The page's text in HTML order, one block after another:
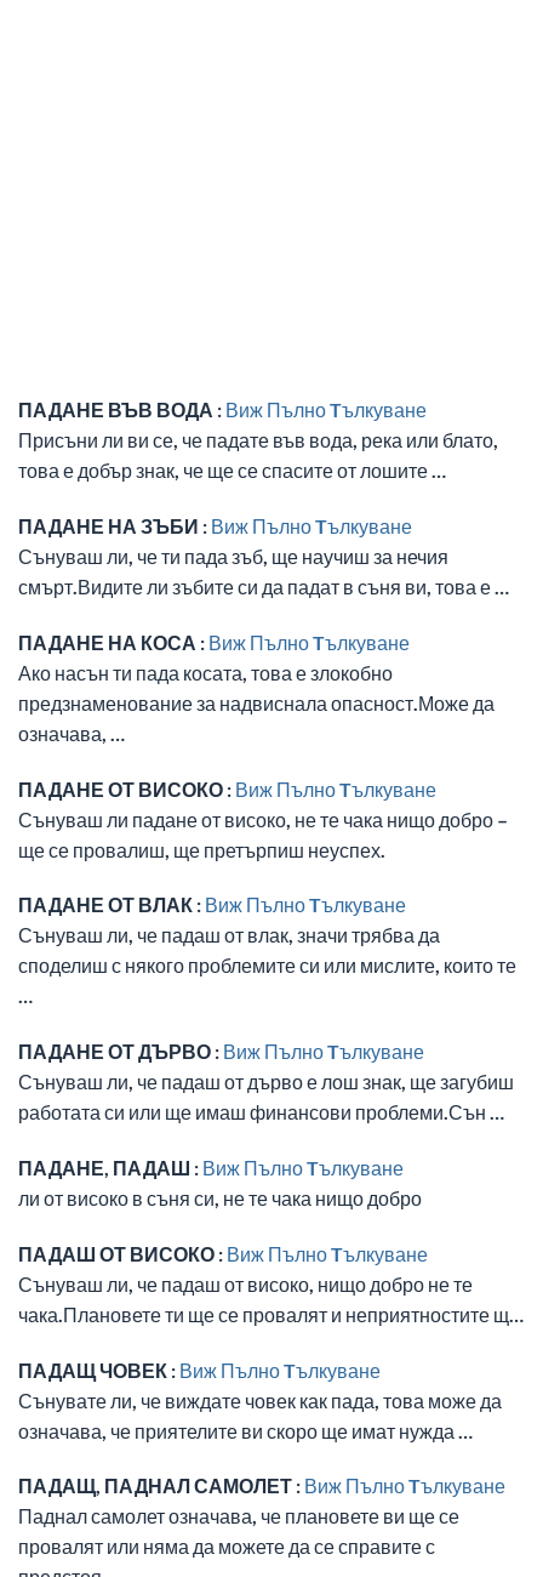
ПАДАНЕ ВЪВ ВОДА : Виж Пълно Tълкуване
Присъни ли ви се, че падате във вода, река или блато,
това е добър знак, че ще се спасите от лошите …
ПАДАНЕ НА ЗЪБИ : Виж Пълно Tълкуване
Сънуваш ли, че ти пада зъб, ще научиш за нечия
смърт.Видите ли зъбите си да падат в съня ви, това е …
ПАДАНЕ НА КОСА : Виж Пълно Tълкуване
Ако насън ти пада косата, това е злокобно
предзнаменование за надвиснала опасност.Може да
означава, …
ПАДАНЕ ОТ ВИСОКО : Виж Пълно Tълкуване
Сънуваш ли падане от високо, не те чака нищо добро –
ще се провалиш, ще претърпиш неуспех.
ПАДАНЕ ОТ ВЛАК : Виж Пълно Tълкуване
Сънуваш ли, че падаш от влак, значи трябва да
споделиш с някого проблемите си или мислите, които те
…
ПАДАНЕ ОТ ДЪРВО : Виж Пълно Tълкуване
Сънуваш ли, че падаш от дърво е лош знак, ще загубиш
работата си или ще имаш финансови проблеми.Сън …
ПАДАНЕ, ПАДАШ : Виж Пълно Tълкуване
ли от високо в съня си, не те чака нищо добро
ПАДАШ ОТ ВИСОКО : Виж Пълно Tълкуване
Сънуваш ли, че падаш от високо, нищо добро не те
чака.Плановете ти ще се провалят и неприятностите щ…
ПАДАЩ ЧОВЕК : Виж Пълно Tълкуване
Сънувате ли, че виждате човек как пада, това може да
означава, че приятелите ви скоро ще имат нужда …
ПАДАЩ, ПАДНАЛ САМОЛЕТ : Виж Пълно Tълкуване
Паднал самолет означава, че плановете ви ще се
провалят или няма да можете да се справите с